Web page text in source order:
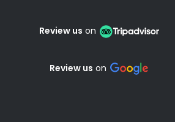
Review us on
Review us on